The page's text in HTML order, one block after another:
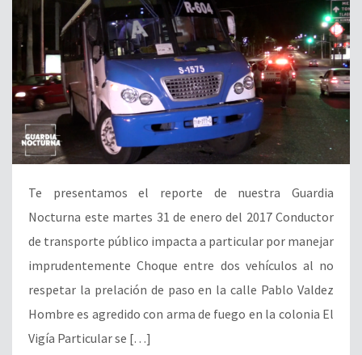
Te presentamos el reporte de nuestra Guardia
Nocturna este martes 31 de enero del 2017 Conductor
de transporte público impacta a particular por manejar
imprudentemente Choque entre dos vehículos al no
respetar la prelación de paso en la calle Pablo Valdez
Hombre es agredido con arma de fuego en la colonia El
Vigía Particular se […]